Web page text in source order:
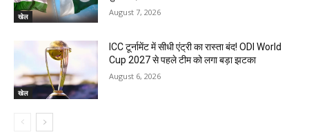
खेल August 7, 2026
खेल
ICC टूर्नामेंट में सीधी एंट्री का रास्ता बंद! ODI World
Cup 2027 से पहले टीम को लगा बड़ा झटका
August 6, 2026